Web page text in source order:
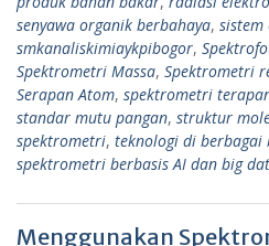
senyawa organik berbahaya,
smkanaliskimiaykpibogor,
Spektrometri Massa, Spektrometri
Serapan Atom, spektrometri
standar mutu pangan, struktur
spektrometri, teknologi di
spektrometri berbasis AI dan big
Menggunakan